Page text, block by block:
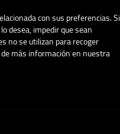
con sus preferencias. Si
desea, impedir que sean
no se utilizan para recoger
más información en nuestra
Mon - Fri 7.00 - 15.00